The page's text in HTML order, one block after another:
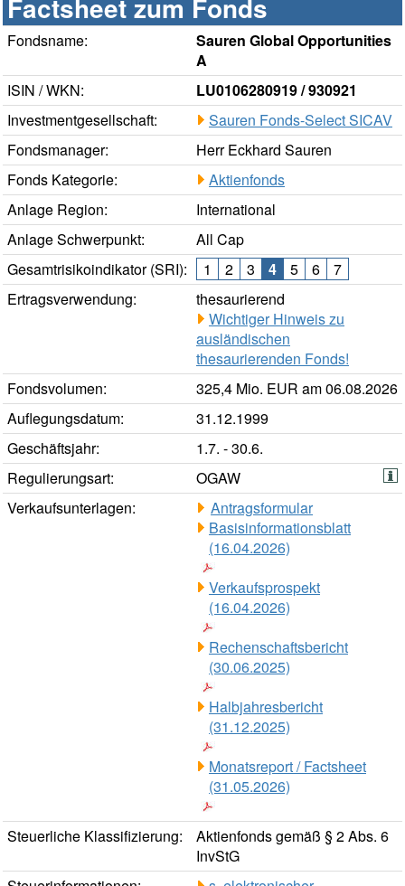
Factsheet zum Fonds
Fondsname:
Sauren Global Opportunities
A
ISIN / WKN:
LU0106280919 / 930921
Investmentgesellschaft:
Sauren Fonds-Select SICAV
Fondsmanager:
Herr Eckhard Sauren
Fonds Kategorie:
Aktienfonds
Anlage Region:
International
Anlage Schwerpunkt:
All Cap
Gesamtrisikoindikator (SRI):
1 2 3 4 5 6
7
Ertragsverwendung:
thesaurierend
Wichtiger Hinweis zu
ausländischen
thesaurierenden Fonds!
Fondsvolumen:
325,4 Mio. EUR am 06.08.2026
Auflegungsdatum:
31.12.1999
Geschäftsjahr:
1.7. - 30.6.
Regulierungsart:
OGAW
Verkaufsunterlagen:
Antragsformular
Basisinformationsblatt
(16.04.2026)
Verkaufsprospekt
(16.04.2026)
Rechenschaftsbericht
(30.06.2025)
Halbjahresbericht
(31.12.2025)
Monatsreport / Factsheet
(31.05.2026)
Steuerliche Klassifizierung:
Aktienfonds gemäß § 2 Abs. 6
InvStG